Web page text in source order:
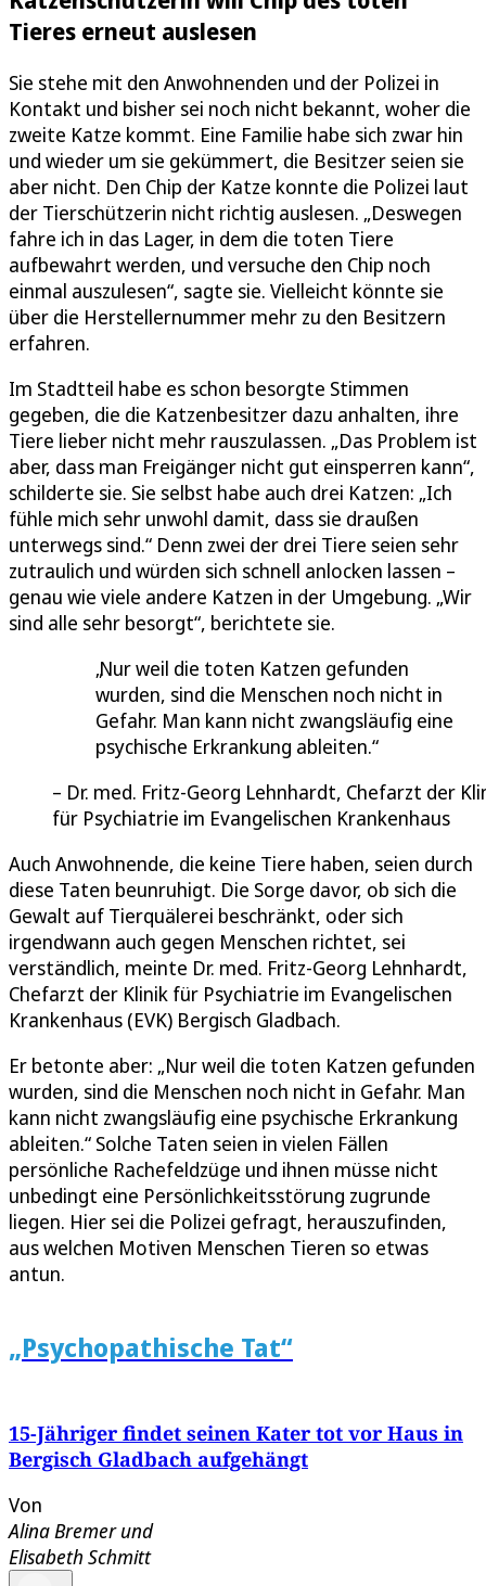
Tieres erneut auslesen
Sie stehe mit den Anwohnenden und der Polizei in
Kontakt und bisher sei noch nicht bekannt, woher die
zweite Katze kommt. Eine Familie habe sich zwar hin
und wieder um sie gekümmert, die Besitzer seien sie
aber nicht. Den Chip der Katze konnte die Polizei laut
der Tierschützerin nicht richtig auslesen. „Deswegen
fahre ich in das Lager, in dem die toten Tiere
aufbewahrt werden, und versuche den Chip noch
einmal auszulesen“, sagte sie. Vielleicht könnte sie
über die Herstellernummer mehr zu den Besitzern
erfahren.
Im Stadtteil habe es schon besorgte Stimmen
gegeben, die die Katzenbesitzer dazu anhalten, ihre
Tiere lieber nicht mehr rauszulassen. „Das Problem ist
aber, dass man Freigänger nicht gut einsperren kann“,
schilderte sie. Sie selbst habe auch drei Katzen: „Ich
fühle mich sehr unwohl damit, dass sie draußen
unterwegs sind.“ Denn zwei der drei Tiere seien sehr
zutraulich und würden sich schnell anlocken lassen –
genau wie viele andere Katzen in der Umgebung. „Wir
sind alle sehr besorgt“, berichtete sie.
Nur weil die toten Katzen gefunden
wurden, sind die Menschen noch nicht in
Gefahr. Man kann nicht zwangsläufig eine
psychische Erkrankung ableiten.
Dr. med. Fritz-Georg Lehnhardt, Chefarzt der
für Psychiatrie im Evangelischen Krankenhaus
Auch Anwohnende, die keine Tiere haben, seien durch
diese Taten beunruhigt. Die Sorge davor, ob sich die
Gewalt auf Tierquälerei beschränkt, oder sich
irgendwann auch gegen Menschen richtet, sei
verständlich, meinte Dr. med. Fritz-Georg Lehnhardt,
Chefarzt der Klinik für Psychiatrie im Evangelischen
Krankenhaus (EVK) Bergisch Gladbach.
Er betonte aber: „Nur weil die toten Katzen gefunden
wurden, sind die Menschen noch nicht in Gefahr. Man
kann nicht zwangsläufig eine psychische Erkrankung
ableiten.“ Solche Taten seien in vielen Fällen
persönliche Rachefeldzüge und ihnen müsse nicht
unbedingt eine Persönlichkeitsstörung zugrunde
liegen. Hier sei die Polizei gefragt, herauszufinden,
aus welchen Motiven Menschen Tieren so etwas
antun.
„Psychopathische Tat“
15-Jähriger findet seinen Kater tot vor Haus in
Bergisch Gladbach aufgehängt
Von
Alina Bremerund
Elisabeth Schmitt